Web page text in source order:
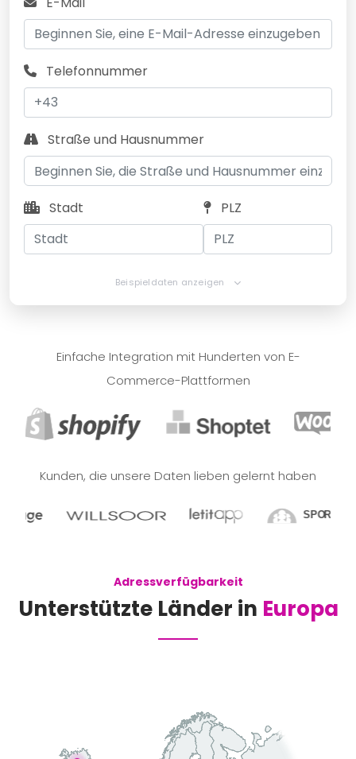
Telefonnummer
Straße und Hausnummer
Stadt PLZ
Beispieldaten anzeigen
Einfache Integration mit Hunderten von E-
Commerce-Plattformen
Kunden, die unsere Daten lieben gelernt haben
Adressverfügbarkeit
Unterstützte Länder in Europa